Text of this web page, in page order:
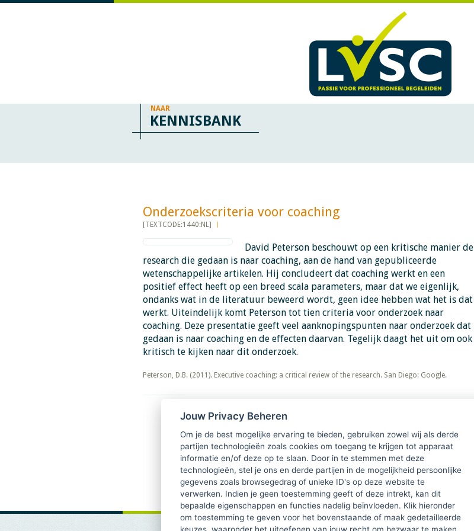
NAAR
KENNISBANK
Onderzoekscriteria voor coaching​​​​​​
[TEXTCODE:1440:NL]
David Peterson beschouwt op een kritische manier de
research die gedaan is naar coaching, aan de hand van gepubliceerde
wetenschappelijke artikelen. Hij concludeert dat coaching werkt en een
positief effect heeft op een breed scala parameters, maar dat we eigenlijk,
ondanks wat in de literatuur beweerd wordt, geen idee hebben wat het is dat
werkt. Uiteindelijk komt Peterson tot tien criteria voor onderzoek naar
coaching. Deze presentatie geeft veel aanknopingspunten naar onderzoek dat
gedaan is naar coaching en de effecten daarvan. Tegelijk daagt het uit om ook
kritisch te kijken naar dit onderzoek.
​​​​​​​Peterson, D.B. (2011). Executive coaching: a critical review of the research. San Diego: Google.
Jouw Privacy Beheren
Om je de best mogelijke ervaring te bieden, gebruiken zowel wij als derde
partijen technologieën zoals cookies om toegang te krijgen tot apparaat
informatie en/of deze op te slaan. Door in te stemmen met deze
technologieën, stel je ons en derde partijen in de mogelijkheid persoonlijke
gegevens zoals browsegedrag of unieke ID's op deze website te
verwerken. Indien je geen toestemming geeft of deze intrekt, kan dit
bepaalde eigenschappen en functies nadelig beïnvloeden. Klik hieronder
om toestemming te geven voor het bovenstaande of maak gedetailleerde